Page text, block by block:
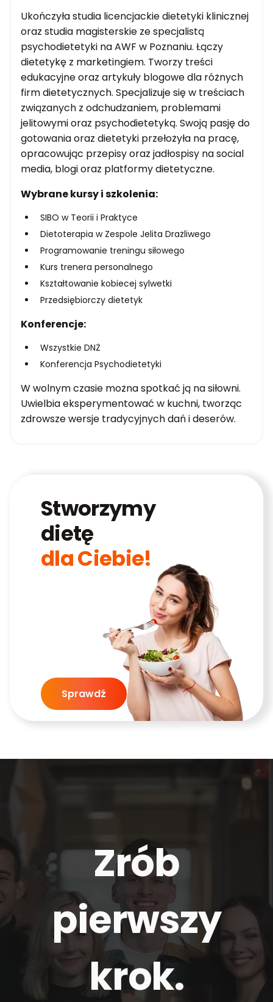
Ukończyła studia licencjackie dietetyki klinicznej
oraz studia magisterskie ze specjalistą
psychodietetyki na AWF w Poznaniu. Łączy
dietetykę z marketingiem. Tworzy treści
edukacyjne oraz artykuły blogowe dla różnych
firm dietetycznych. Specjalizuje się w treściach
związanych z odchudzaniem, problemami
jelitowymi oraz psychodietetyką. Swoją pasję do
gotowania oraz dietetyki przełożyła na pracę,
opracowując przepisy oraz jadłospisy na social
media, blogi oraz platformy dietetyczne.
Wybrane kursy i szkolenia:
SIBO w Teorii i Praktyce
Dietoterapia w Zespole Jelita Drażliwego
Programowanie treningu siłowego
Kurs trenera personalnego
Kształtowanie kobiecej sylwetki
Przedsiębiorczy dietetyk
Konferencje:
Wszystkie DNŻ
Konferencja Psychodietetyki
W wolnym czasie można spotkać ją na siłowni.
Uwielbia eksperymentować w kuchni, tworząc
zdrowsze wersje tradycyjnych dań i deserów.
Stworzymy
dietę
dla Ciebie!
Sprawdź
Zrób
pierwszy
krok.